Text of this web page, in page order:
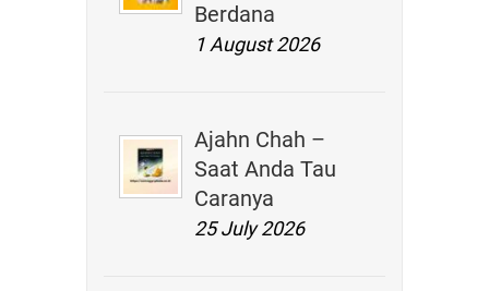
Berdana
1 August 2026
Ajahn Chah –
Saat Anda Tau
Caranya
25 July 2026